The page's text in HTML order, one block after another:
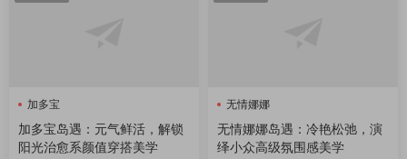
加多宝
加多宝岛遇：元气鲜活，解锁
阳光治愈系颜值穿搭美学
无情娜娜
无情娜娜岛遇：冷艳松弛，演
绎小众高级氛围感美学